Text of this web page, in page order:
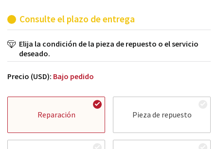
Consulte el plazo de entrega
Elija la condición de la pieza de repuesto o el servicio
deseado.
Precio (USD): Bajo pedido
Reparación Pieza de repuesto